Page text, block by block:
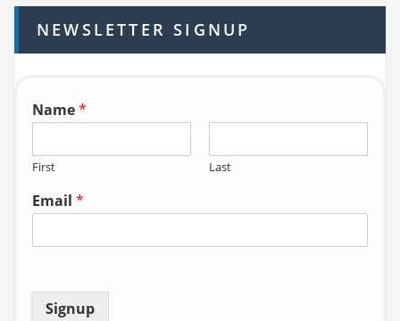
h
f
o
NEWSLETTER SIGNUP
Name*
First Last
Email *
Signup